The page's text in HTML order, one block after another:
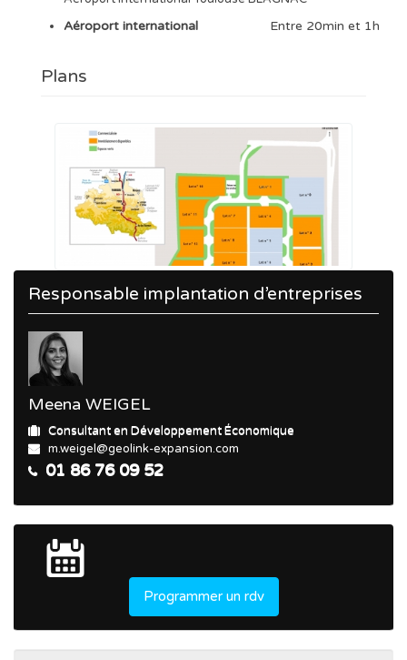
Aéroport international Entre 20min et 1h
Plans
Responsable implantation d’entreprises
Meena WEIGEL
Consultant en Développement Économique
m.weigel@geolink-expansion.com
01 86 76 09 52
Programmer un rdv